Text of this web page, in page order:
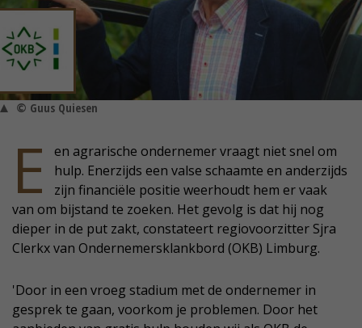
© Guus Quiesen
E
en agrarische ondernemer vraagt niet snel om
hulp. Enerzijds een valse schaamte en anderzijds
zijn financiële positie weerhoudt hem er vaak
van om bijstand te zoeken. Het gevolg is dat hij nog
dieper in de put zakt, constateert regiovoorzitter Sjra
Clerkx van Ondernemersklankbord (OKB) Limburg.
'Door in een vroeg stadium met de ondernemer in
gesprek te gaan, voorkom je problemen. Door het